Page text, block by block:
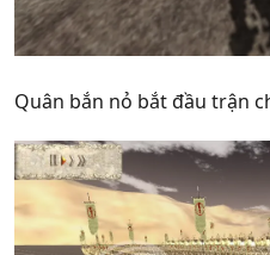
Quân bắn nỏ bắt đầu trận